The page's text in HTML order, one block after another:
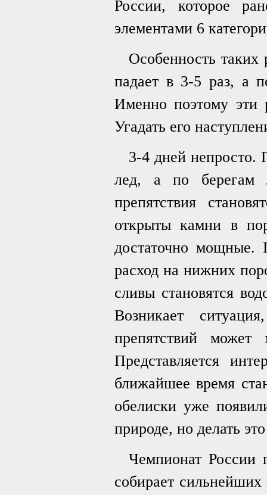
России, которое
элементами 6
Особенность
падает в 3-5 раз, а
Именно поэтому эти
Угадать его
3-4 дней непросто.
лед, а по берегам
препятствия
открыты камни в
достаточно мощные.
расход на нижних
сливы становятся
Возникает
препятствий
Представляется
ближайшее время
обелиски уже
природе, но делать
Чемпионат России
собирает